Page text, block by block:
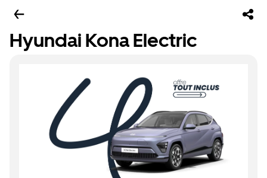
Hyundai Kona Electric